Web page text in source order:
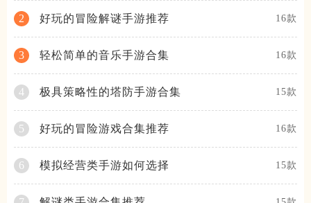
2 好玩的冒险解谜手游推荐 16款
3 轻松简单的音乐手游合集 16款
4 极具策略性的塔防手游合集 15款
5 好玩的冒险游戏合集推荐 16款
6 模拟经营类手游如何选择 15款